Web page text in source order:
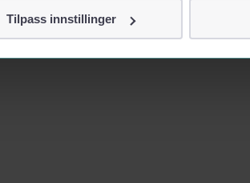
Tilpass innstillinger